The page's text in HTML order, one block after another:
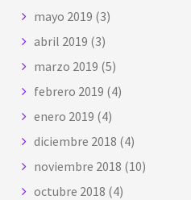
mayo 2019 (3)
abril 2019 (3)
marzo 2019 (5)
febrero 2019 (4)
enero 2019 (4)
diciembre 2018 (4)
noviembre 2018 (10)
octubre 2018 (4)